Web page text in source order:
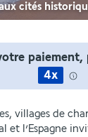
cités
paiement,
4x
villages de
et l’Espagne